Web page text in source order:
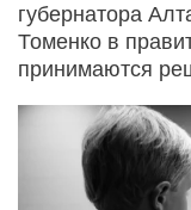
губернатора
Томенко в
принимаются